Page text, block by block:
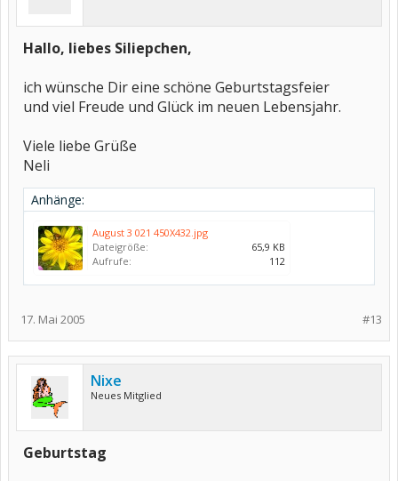
Hallo, liebes Siliepchen,
ich wünsche Dir eine schöne Geburtstagsfeier
und viel Freude und Glück im neuen Lebensjahr.
Viele liebe Grüße
Neli
Anhänge:
August 3 021 450X432.jpg
Dateigröße:
65,9 KB
Aufrufe:
112
#13
17. Mai 2005
Nixe
Neues Mitglied
Geburtstag